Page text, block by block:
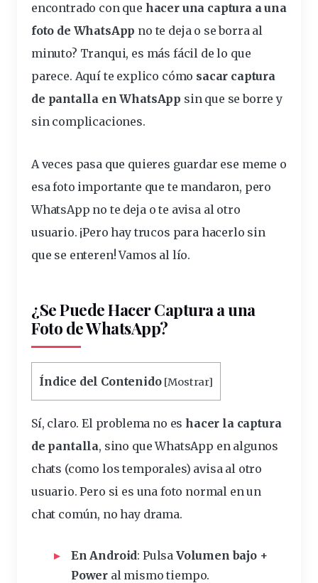
encontrado con que hacer una capturaa una
foto de WhatsApp no te deja o seborraal
minuto? Tranqui, es más fácil de lo que
parece. Aquí te explico cómo sacar captura
de pantalla en WhatsApp sin que se borre y
sin complicaciones.
A veces pasa que quieres guardar ese meme o
esa foto importante que te mandaron, pero
WhatsApp no te deja o te avisaal otro
usuario. ¡Pero hay trucos para hacerlo sin
que se enteren! Vamos al lío.
¿Se Puede Hacer Captura a una
Foto de WhatsApp?
Índice del Contenido [Mostrar]
Sí, claro. El problema no eshacer la captura
de pantalla, sino que WhatsApp en algunos
chats (como lostemporales) avisa al otro
usuario. Pero si es una foto normal en un
chat común, no hay drama.
En Android: Pulsa Volumen bajo +
Power al mismo tiempo.